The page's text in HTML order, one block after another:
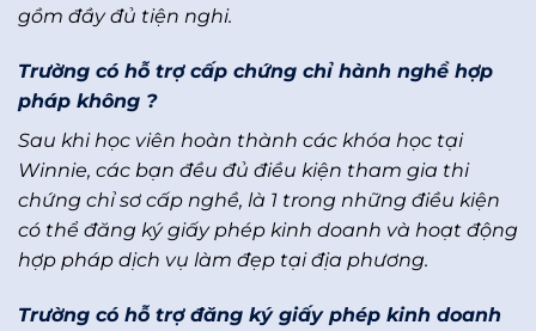
gồm đầy đủ tiện nghi.
Trường có hỗ trợ cấp chứng chỉ hành nghề hợp
pháp không ?
Sau khi học viên hoàn thành các khóa học tại
Winnie, các bạn đều đủ điều kiện tham gia thi
chứng chỉ sơ cấp nghề, là 1 trong những điều kiện
có thể đăng ký giấy phép kinh doanh và hoạt động
hợp pháp dịch vụ làm đẹp tại địa phương.
Trường có hỗ trợ đăng ký giấy phép kinh doanh